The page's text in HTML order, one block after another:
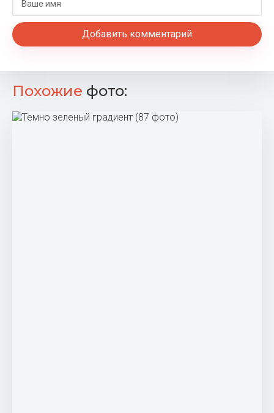
Добавить комментарий
Похожие фото: